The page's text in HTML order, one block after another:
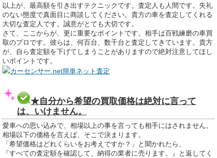
以上が、最高額を引き出すテクニックです。査定人も人間です。失礼
のない態度で真面目に商談してください。貴方の車を査定してくれる
大切な査定人です。誠意がとても大切です。
さて、ここからが、更に重要なポイントです。相手は百戦練磨の車買
取のプロです。彼らは、何百台、数千台と査定してきています。貴方
が、自ら査定額を下げてしまうことがありますので絶対注意してほし
いポイントです。
カーセンサー.net簡単ネット査定
★自分から希望の買取価格は絶対に言って
は、いけません。
愛車への思い込みで、相場以上の事を言っても相手にはされません。
相場以下の価格を言えば、そこで決まります。
「希望価格はどれくらいをお考えですか？」と聞かれたら、
『すべての査定額を確認して、納得の業者に売ります。』と返してく